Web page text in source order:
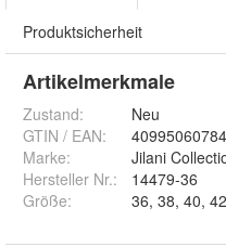
Produktsicherheit
Artikelmerkmale
Zustand:
Neu
GTIN / EAN:
Marke:
Jilani
Hersteller Nr.:
14479-36
Größe: